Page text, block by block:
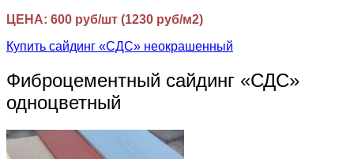
ЦЕНА: 600 руб/шт (1230 руб/м2)
Купить сайдинг «СДС» неокрашенный
Фиброцементный сайдинг «СДС»
одноцветный